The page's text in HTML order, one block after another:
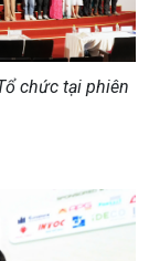
chức tại phiên